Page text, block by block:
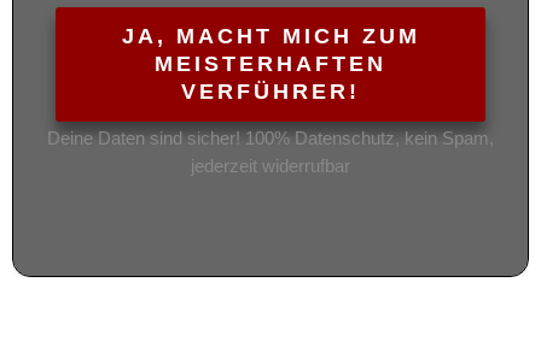
JA, MACHT MICH ZUM
MEISTERHAFTEN
VERFÜHRER!
Deine Daten sind sicher! 100% Datenschutz, kein Spam,
jederzeit widerrufbar